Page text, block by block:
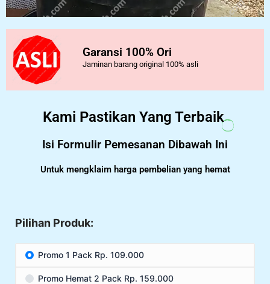
Garansi 100% Ori
Jaminan barang original 100% asli
Kami Pastikan Yang Terbaik
Isi Formulir Pemesanan Dibawah Ini
Untuk mengklaim harga pembelian yang hemat
Pilihan Produk:
Promo 1 Pack Rp. 109.000
Promo Hemat 2 Pack Rp. 159.000